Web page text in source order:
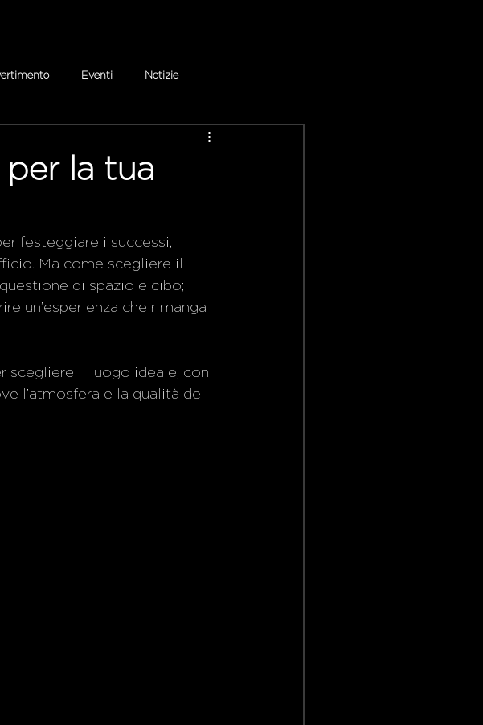
Eventi Notizie
la tua
festeggiare i successi,
Ma come scegliere il
di spazio e cibo; il
un’esperienza che rimanga
scegliere il luogo ideale, con
l’atmosfera e la qualità del